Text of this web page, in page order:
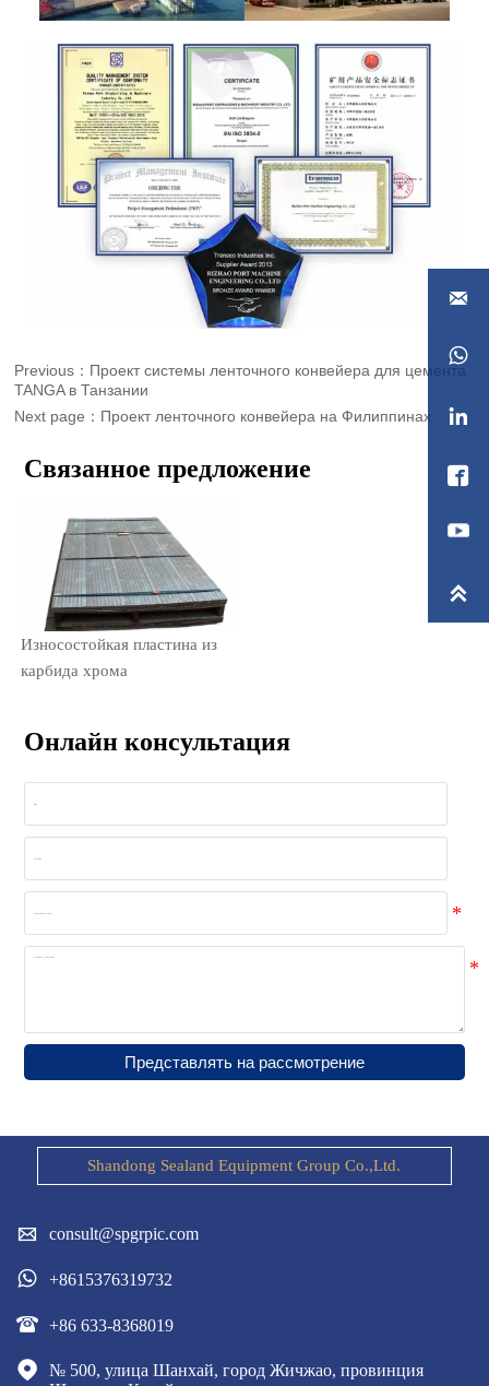
Previous： Проект системы ленточного конвейера для цемента
TANGA в Танзании
Next page： Проект ленточного конвейера на Филиппинах
Связанное предложение
Износостойкая пластина из
карбида хрома
Онлайн консультация
Представлять на рассмотрение
Shandong Sealand Equipment Group Co.,Ltd.
 consult@spgrpic.com
 +8615376319732
 +86 633-8368019

№ 500, улица Шанхай, город Жичжао, провинция




